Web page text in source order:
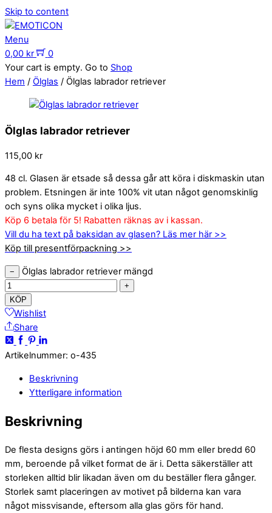
Skip to content
Menu
0,00 kr
0
Your cart is empty. Go to Shop
Hem / Ölglas / Ölglas labrador retriever
Ölglas labrador retriever
115,00 kr
48 cl. Glasen är etsade så dessa går att köra i diskmaskin utan
problem. Etsningen är inte 100% vit utan något genomskinlig
och syns olika mycket i olika ljus.
Köp 6 betala för 5! Rabatten räknas av i kassan.
Vill du ha text på baksidan av glasen? Läs mer här >>
Köp till presentförpackning >>
− Ölglas labrador retriever mängd
+
KÖP
Wishlist
Share
Artikelnummer: o-435
Beskrivning
Ytterligare information
Beskrivning
De flesta designs görs i antingen höjd 60 mm eller bredd 60
mm, beroende på vilket format de är i. Detta säkerställer att
storleken alltid blir likadan även om du beställer flera gånger.
Storlek samt placeringen av motivet på bilderna kan vara
något missvisande, eftersom alla glas görs för hand.